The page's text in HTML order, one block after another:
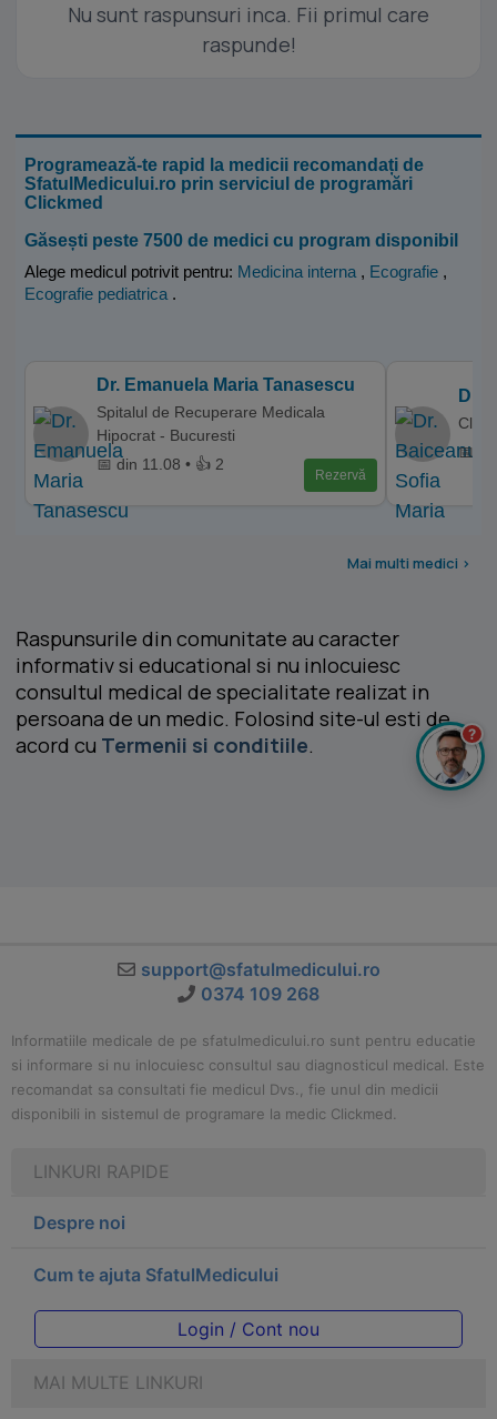
Nu sunt raspunsuri inca. Fii primul care
raspunde!
Programează-te rapid la medicii recomandați de
SfatulMedicului.ro prin serviciul de programări
Clickmed
Găsești peste 7500 de medici cu program disponibil
Alege medicul potrivit pentru: Medicina interna , Ecografie ,
Ecografie pediatrica .
Dr. Emanuela Maria Tanasescu
Spitalul de Recuperare Medicala
Hipocrat - Bucuresti
📅 din 11.08 • 👍 2
Rezervă
Dr.
📅
Mai multi medici >
Raspunsurile din comunitate au caracter
informativ si educational si nu inlocuiesc
consultul medical de specialitate realizat in
persoana de un medic. Folosind site-ul esti de
acord cu Termenii si conditiile.
support@sfatulmedicului.ro
0374 109 268
Informatiile medicale de pe sfatulmedicului.ro sunt pentru educatie
si informare si nu inlocuiesc consultul sau diagnosticul medical. Este
recomandat sa consultati fie medicul Dvs., fie unul din medicii
disponibili in sistemul de programare la medic Clickmed.
LINKURI RAPIDE
Despre noi
Cum te ajuta SfatulMedicului
Login / Cont nou
MAI MULTE LINKURI
?